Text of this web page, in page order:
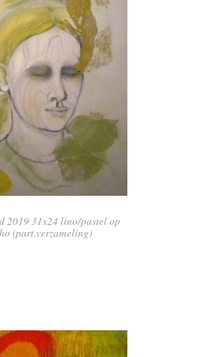
2019 31x24 lino/pastel op
(part.verzameling)